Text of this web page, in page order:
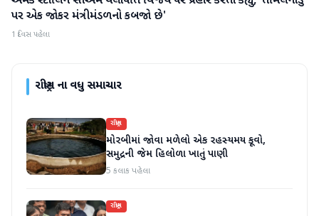
પર એક જોકર મંત્રીમંડળનો કબજો છે'
1 દિવસ પહેલા
રાષ્ટ્રીયના વધુ સમાચાર
રાષ્ટ્રીય
મોરબીમાં જોવા મળેલો એક રહસ્યમય કૂવો,
સમુદ્રની જેમ હિલોળા ખાતું પાણી
5 કલાક પહેલા
રાષ્ટ્રીય